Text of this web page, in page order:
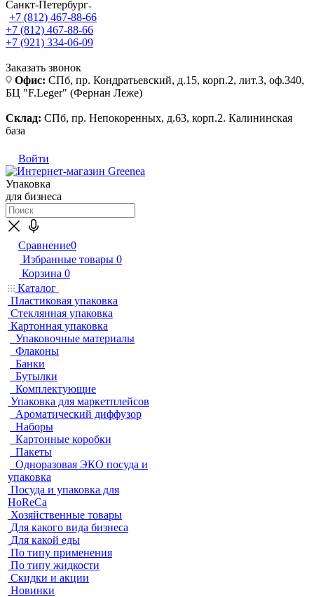
Санкт-Петербург
+7 (812) 467-88-66
+7 (812) 467-88-66
+7 (921) 334-06-09
Заказать звонок
Офис: СПб, пр. Кондратьевский, д.15, корп.2, лит.3, оф.340,
БЦ "F.Leger" (Фернан Леже)
Склад: СПб, пр. Непокоренных, д.63, корп.2. Калининская
база
Войти
Упаковка
для бизнеса
Сравнение0
Избранные товары 0
Корзина 0
Каталог
Пластиковая упаковка
Стеклянная упаковка
Картонная упаковка
Упаковочные материалы
Флаконы
Банки
Бутылки
Комплектующие
Упаковка для маркетплейсов
Ароматический диффузор
Наборы
Картонные коробки
Пакеты
Одноразовая ЭКО посуда и
упаковка
Посуда и упаковка для
HoReCa
Хозяйственные товары
Для какого вида бизнеса
Для какой еды
По типу применения
По типу жидкости
Скидки и акции
Новинки